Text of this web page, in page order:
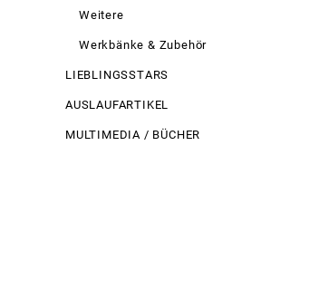
Weitere
Werkbänke & Zubehör
LIEBLINGSSTARS
AUSLAUFARTIKEL
MULTIMEDIA / BÜCHER